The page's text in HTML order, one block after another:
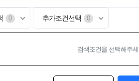
0 추가조건선택 0
검색조건을 선택해주